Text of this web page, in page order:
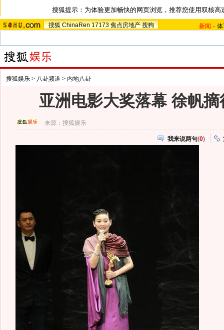
搜狐提示：为体验更加畅快的网页浏览，推荐您使用双核高
搜狐 ChinaRen 17173 焦点房地产 搜狗 新闻 -
搜狐娱乐 > 八卦频道 > 内地八卦
亚洲电影大奖落幕 徐帆
来源：搜狐娱乐
我来说两句(0)